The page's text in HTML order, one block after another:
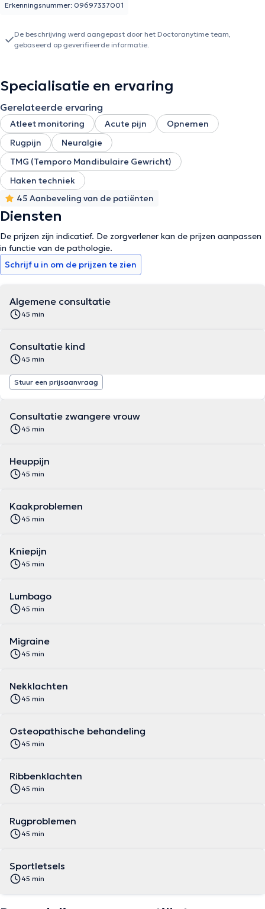
Erkenningsnummer: 09697337001
De beschrijving werd aangepast door het Doctoranytime team,
gebaseerd op geverifieerde informatie.
Specialisatie en ervaring
Gerelateerde ervaring
Atleet monitoring Acute pijn
Opnemen
Rugpijn
Neuralgie
TMG (Temporo Mandibulaire Gewricht)
Haken techniek
45 Aanbeveling van de patiënten
Diensten
De prijzen zijn indicatief. De zorgverlener kan de prijzen aanpassen
in functie van de pathologie.
Schrijf u in om de prijzen te zien
Algemene consultatie
45 min
Consultatie kind
45 min
Stuur een prijsaanvraag
Consultatie zwangere vrouw
45 min
Heuppijn
45 min
Kaakproblemen
45 min
Kniepijn
45 min
Lumbago
45 min
Migraine
45 min
Nekklachten
45 min
Osteopathische behandeling
45 min
Ribbenklachten
45 min
Rugproblemen
45 min
Sportletsels
45 min